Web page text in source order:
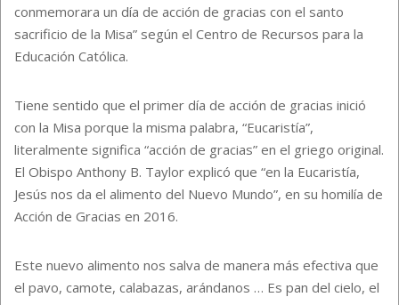
conmemorara un día de acción de gracias con el santo
sacrificio de la Misa” según el Centro de Recursos para la
Educación Católica.
Tiene sentido que el primer día de acción de gracias inició
con la Misa porque la misma palabra, “Eucaristía”,
literalmente significa “acción de gracias” en el griego original.
El Obispo Anthony B. Taylor explicó que “en la Eucaristía,
Jesús nos da el alimento del Nuevo Mundo”, en su homilía de
Acción de Gracias en 2016.
Este nuevo alimento nos salva de manera más efectiva que
el pavo, camote, calabazas, arándanos … Es pan del cielo, el